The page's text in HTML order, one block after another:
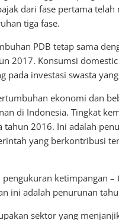
dari fase pertama
tiga fase.
PDB tetap sama
2017. Konsumsi
pada investasi swasta
ekonomi dan
di Indonesia. Tingkat
tahun 2016. Ini adalah
yang berkontribusi
pengukuran ketimpangan
ini adalah penurunan
sektor yang